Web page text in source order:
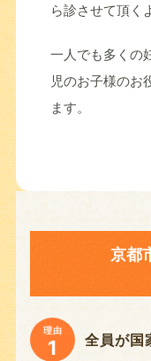
ら診させて頂く
一人でも多くの
児のお子様のお
ます。
京都
理由
1 全員が国